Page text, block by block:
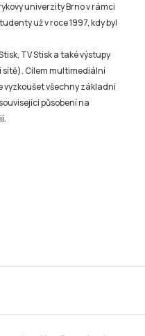
univerzity Brno v rámci
už v roce 1997, kdy byl
TV Stisk a také výstupy
Cílem multimediální
vyzkoušet všechny základní
působení na